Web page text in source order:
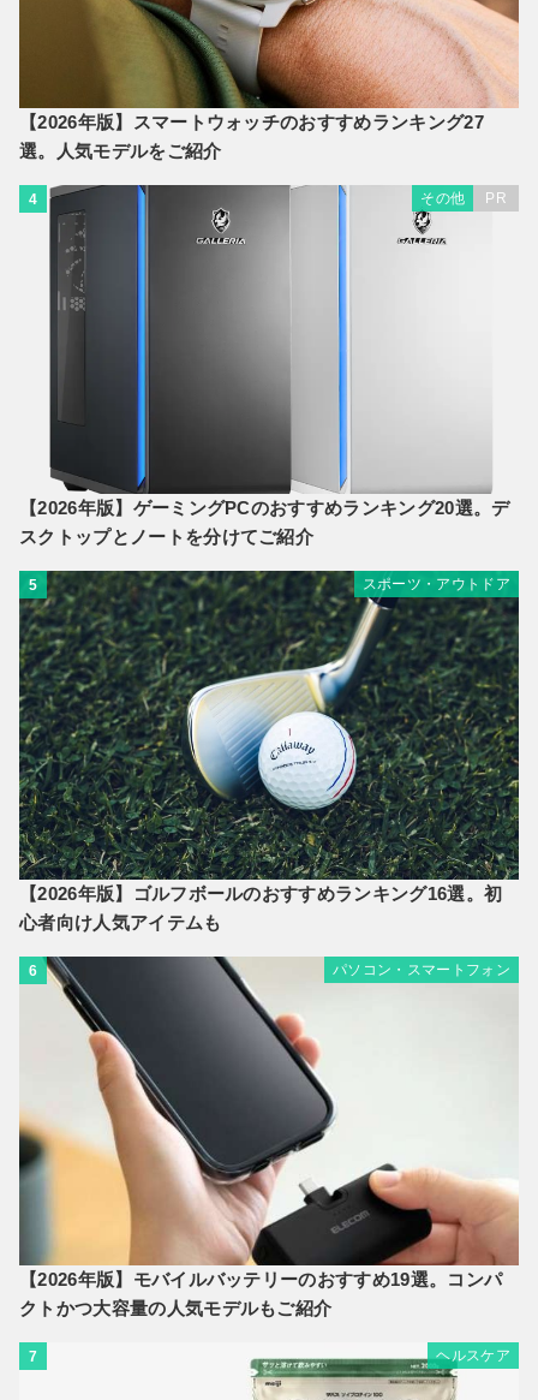
【2026年版】スマートウォッチのおすすめランキング27
選。人気モデルをご紹介
4 その他 PR
【2026年版】ゲーミングPCのおすすめランキング20選。デ
スクトップとノートを分けてご紹介
5 スポーツ・アウトドア
【2026年版】ゴルフボールのおすすめランキング16選。初
心者向け人気アイテムも
6 パソコン・スマートフォン
【2026年版】モバイルバッテリーのおすすめ19選。コンパ
クトかつ大容量の人気モデルもご紹介
7 ヘルスケア